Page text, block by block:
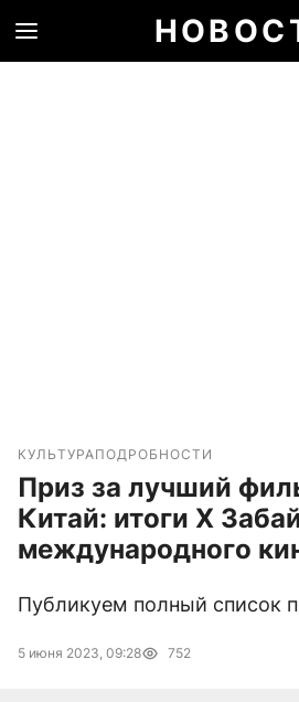
КУЛЬТУРАПОДРОБНОСТИ
Приз за лучший
Китай: итоги X
международного
Публикуем полный список
5 июня 2023, 09:28 752